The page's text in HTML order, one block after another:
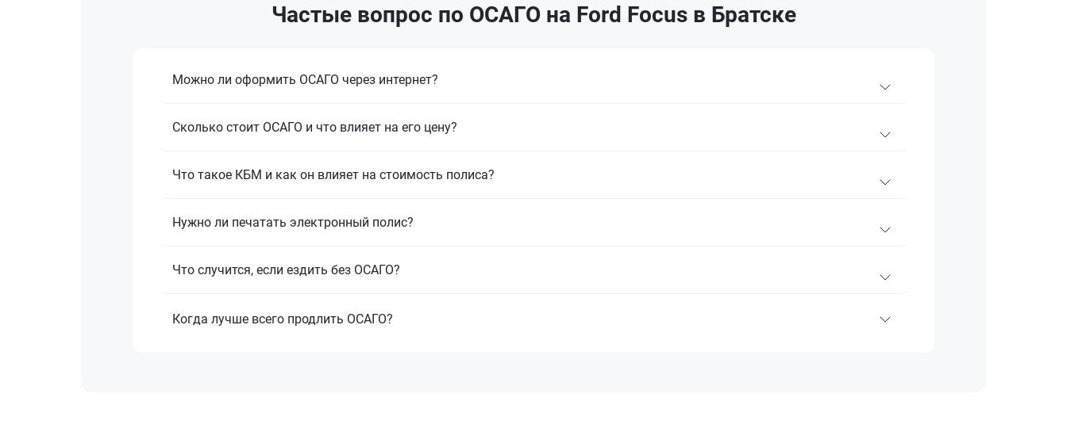
Частые вопрос по ОСАГО на Ford Focus в Братске
Можно ли оформить ОСАГО через интернет?
Сколько стоит ОСАГО и что влияет на его цену?
Что такое КБМ и как он влияет на стоимость полиса?
Нужно ли печатать электронный полис?
Что случится, если ездить без ОСАГО?
Когда лучше всего продлить ОСАГО?